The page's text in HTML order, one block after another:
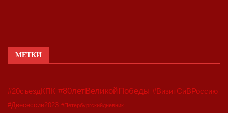
МЕТКИ
#20съездКПК #80летВеликойПобеды #ВизитСиВРоссию
#Двесессии2023 #Петербургскийдневник